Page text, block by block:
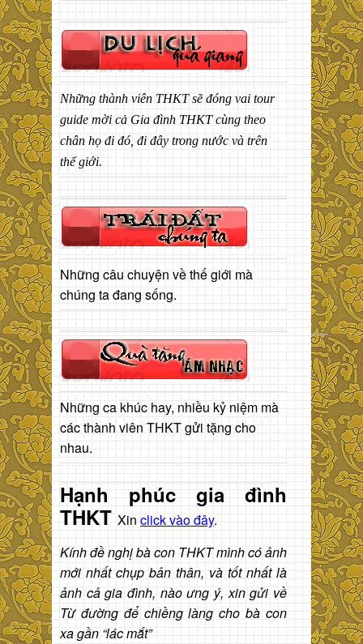
Những thành viên THKT sẽ đóng vai tour
guide mời cả Gia đình THKT cùng theo
chân họ đi đó, đi đây trong nước và trên
thế giới.
Những câu chuyện về thế giới mà
chúng ta đang sống.
Những ca khúc hay, nhiều kỷ niệm mà
các thành viên THKT gửi tặng cho
nhau.
Hạnh phúc gia đình
THKT Xin click vào đây.
Kính đề nghị bà con THKT mình có ảnh
mới nhất chụp bản thân, và tốt nhất là
ảnh cả gia đình, nào ưng ý, xin gửi về
Từ đường để chiềng làng cho bà con
xa gần “lác mắt”